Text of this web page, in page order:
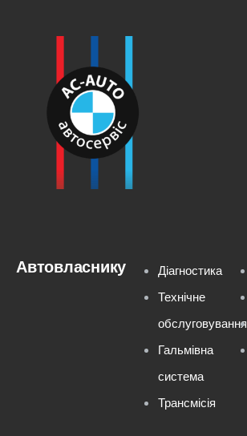
Автовласнику
Діагностика
Технічне
обслуговування
Гальмівна
система
Трансмісія